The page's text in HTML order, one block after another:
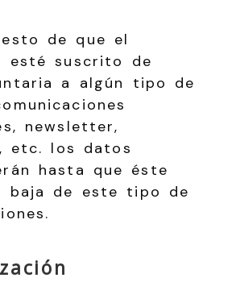
de que el
esté suscrito de
a algún tipo de
newsletter,
etc. los datos
hasta que éste
baja de este tipo de